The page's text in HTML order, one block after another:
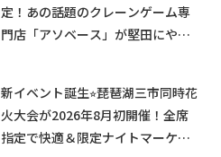
定！あの話題のクレーンゲーム専
門店「アソベース」が堅田にやっ
新イベント誕生⭐︎琵琶湖三市同時花
火大会が2026年8月初開催！全席
指定で快適＆限定ナイトマーケッ